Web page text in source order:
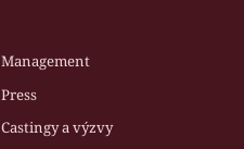
Management
Press
Castingy a výzvy